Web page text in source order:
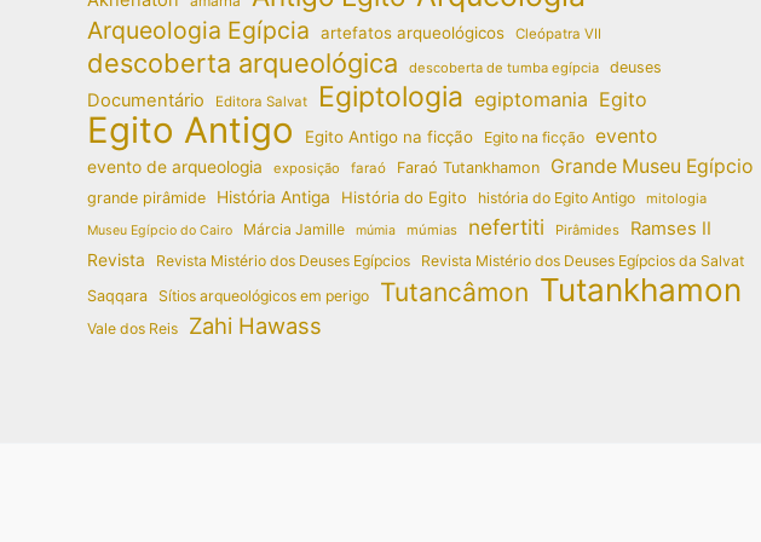
Arqueologia Egípcia artefatos arqueológicos Cleópatra VII
descoberta arqueológica descoberta de tumba egípcia deuses
Documentário Editora Salvat Egiptologia egiptomania Egito
Egito Antigo Egito Antigo na ficção Egito na ficção evento
evento de arqueologia exposição faraó Faraó Tutankhamon Grande Museu Egípcio
grande pirâmide História Antiga História do Egito história do Egito Antigo mitologia
Museu Egípcio do Cairo Márcia Jamille múmia múmias nefertiti Pirâmides Ramses II
Revista Revista Mistério dos Deuses Egípcios
Revista Mistério dos Deuses Egípcios da Salvat
Saqqara Sítios arqueológicos em perigo Tutancâmon Tutankhamon
Vale dos Reis Zahi Hawass